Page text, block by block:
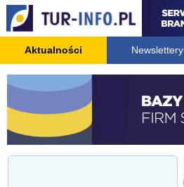
Aktualności Newslettery